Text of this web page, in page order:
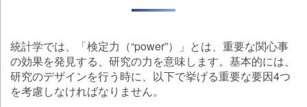
統計学では、「検定力（“power”）」とは、重要な関心事
の効果を発見する、研究の力を意味します。基本的には、
研究のデザインを行う時に、以下で挙げる重要な要因4つ
を考慮しなければなりません。